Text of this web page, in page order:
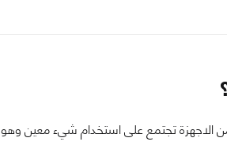
الاجهزة تجتمع على استخدام شيء معين وهو